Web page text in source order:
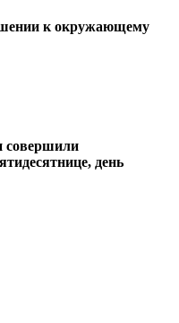
к окружающему
совершили
день